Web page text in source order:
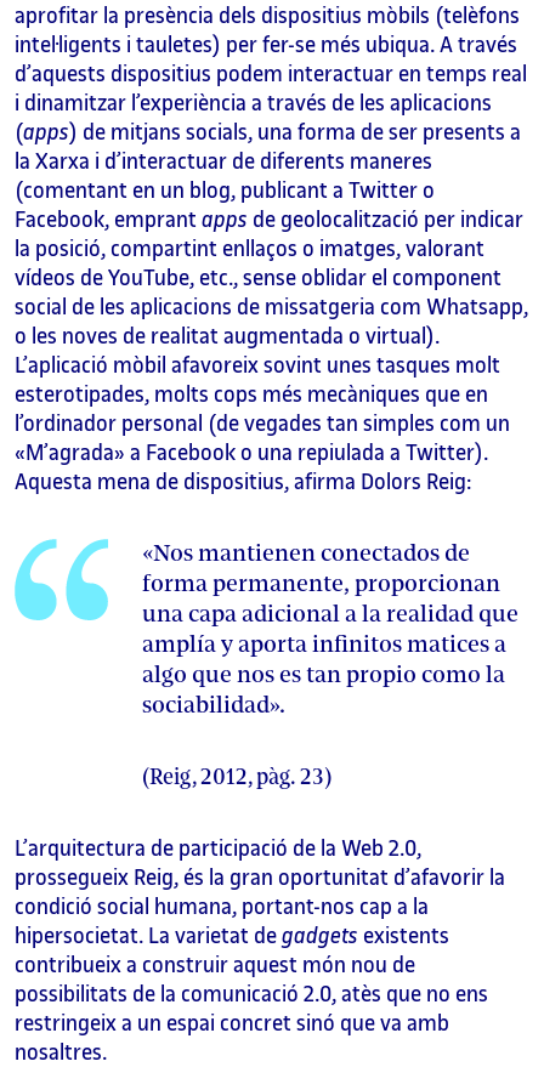
aprofitar la presència dels dispositius mòbils (telèfons
intel·ligents i tauletes) per fer-se més ubiqua. A través
d’aquests dispositius podem interactuar en temps real
i dinamitzar l’experiència a través de les aplicacions
(apps) de mitjans socials, una forma de ser presents a
la Xarxa i d’interactuar de diferents maneres
(comentant en un blog, publicant a Twitter o
Facebook, emprant apps de geolocalització per indicar
la posició, compartint enllaços o imatges, valorant
vídeos de YouTube, etc., sense oblidar el component
social de les aplicacions de missatgeria com Whatsapp,
o les noves de realitat augmentada o virtual).
L’aplicació mòbil afavoreix sovint unes tasques molt
esterotipades, molts cops més mecàniques que en
l’ordinador personal (de vegades tan simples com un
«M’agrada» a Facebook o una repiulada a Twitter).
Aquesta mena de dispositius, afirma Dolors Reig:
«Nos mantienen conectados de
forma permanente, proporcionan
una capa adicional a la realidad que
amplía y aporta infinitos matices a
algo que nos es tan propio como la
sociabilidad».
(Reig, 2012, pàg. 23)
L’arquitectura de participació de la Web 2.0,
prossegueix Reig, és la gran oportunitat d’afavorir la
condició social humana, portant-nos cap a la
hipersocietat. La varietat de gadgets existents
contribueix a construir aquest món nou de
possibilitats de la comunicació 2.0, atès que no ens
restringeix a un espai concret sinó que va amb
nosaltres.